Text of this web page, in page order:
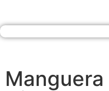
Manguera